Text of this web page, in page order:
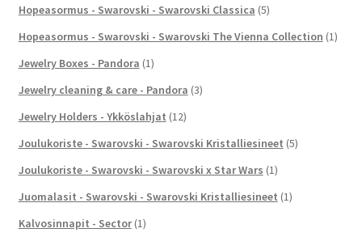
Hopeasormus - Swarovski - Swarovski Classica (5)
Hopeasormus - Swarovski - Swarovski The Vienna Collection (1)
Jewelry Boxes - Pandora (1)
Jewelry cleaning & care - Pandora (3)
Jewelry Holders - Ykköslahjat (12)
Joulukoriste - Swarovski - Swarovski Kristalliesineet (5)
Joulukoriste - Swarovski - Swarovski x Star Wars (1)
Juomalasit - Swarovski - Swarovski Kristalliesineet (1)
Kalvosinnapit - Sector (1)